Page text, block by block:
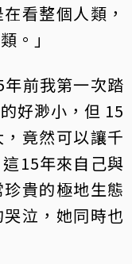
看整個人類，
。」
前我第一次踏
好渺小，但 15
竟然可以讓千
15年來自己與
貴的極地生態
泣，她同時也